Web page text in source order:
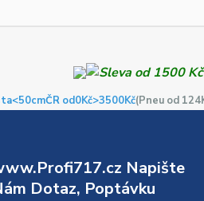
ČR od0Kč>3500Kč(Pneu od
Napište
Dotaz, Poptávku